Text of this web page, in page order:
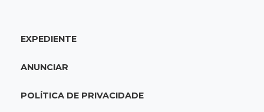
Escolas municipais lideram notas do Ensino
EXPEDIENTE
ANUNCIAR
POLÍTICA DE PRIVACIDADE